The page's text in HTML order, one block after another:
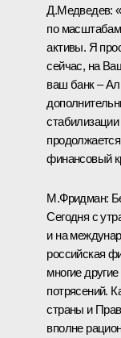
Д.Медведев:
по
активы. Я
сейчас, на
ваш банк –
финансовый
М.Фридман:
Сегодня с
и на
российская
многие
потрясений.
страны и
вполне